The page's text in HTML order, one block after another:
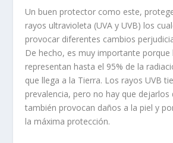
Un buen protector como este,
rayos ultravioleta (UVA y UVB) los
provocar diferentes cambios
De hecho, es muy importante porque
representan hasta el 95% de la
que llega a la Tierra. Los rayos UVB
prevalencia, pero no hay que dejarlos
también provocan daños a la piel y
la máxima protección.